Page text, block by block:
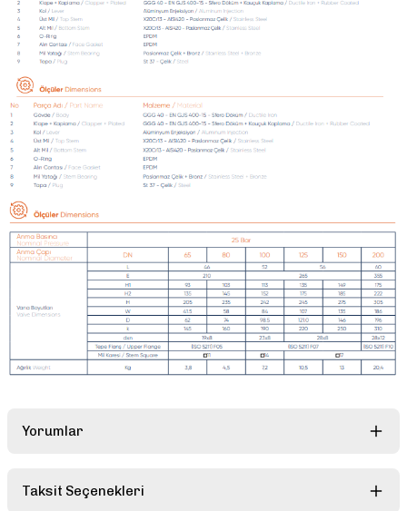
Yorumlar
Taksit Seçenekleri